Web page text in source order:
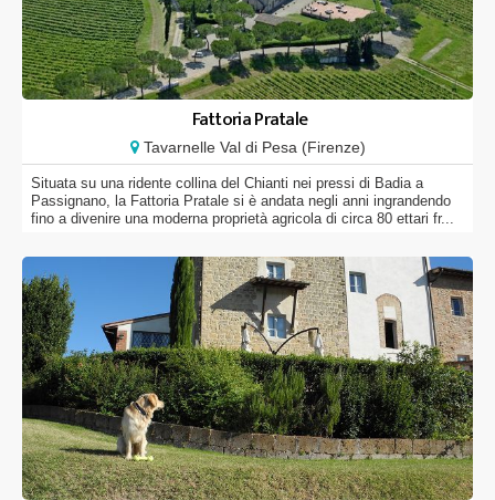
Fattoria Pratale
Tavarnelle Val di Pesa (Firenze)
Situata su una ridente collina del Chianti nei pressi di Badia a
Passignano, la Fattoria Pratale si è andata negli anni ingrandendo
fino a divenire una moderna proprietà agricola di circa 80 ettari fr...